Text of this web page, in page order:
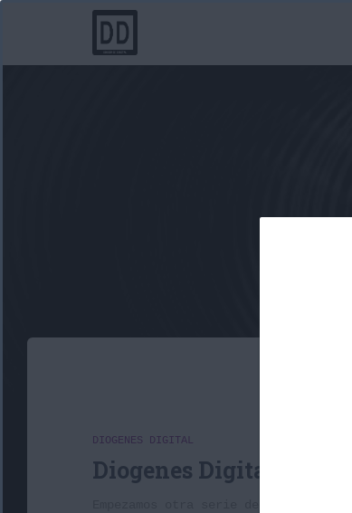
DIOGENES DIGITAL
Diogenes Digital 2×20:
Empezamos otra serie de